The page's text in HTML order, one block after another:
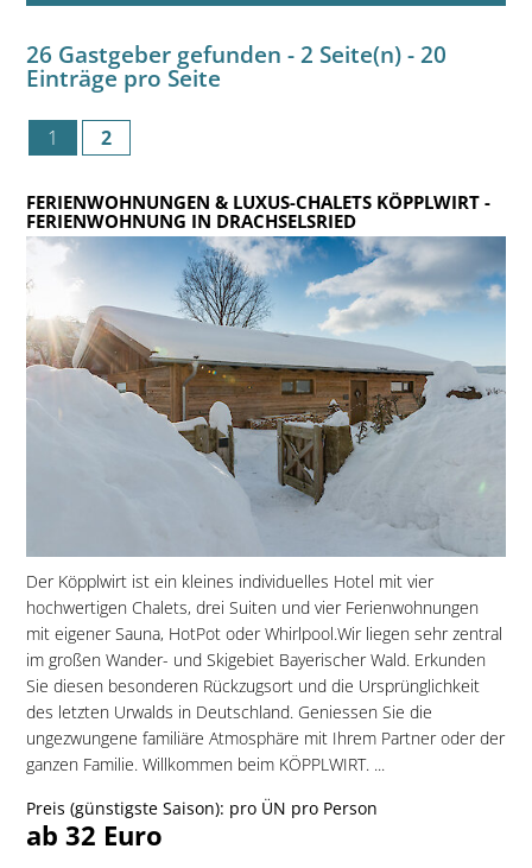
26 Gastgeber gefunden - 2 Seite(n) - 20
Einträge pro Seite
1 2
FERIENWOHNUNGEN & LUXUS-CHALETS KÖPPLWIRT-
FERIENWOHNUNG IN DRACHSELSRIED
Der Köpplwirt ist ein kleines individuelles Hotel mit vier
hochwertigen Chalets, drei Suiten und vier Ferienwohnungen
mit eigener Sauna, HotPot oder Whirlpool.Wir liegen sehr zentral
im großen Wander- und Skigebiet Bayerischer Wald. Erkunden
Sie diesen besonderen Rückzugsort und die Ursprünglichkeit
des letzten Urwalds in Deutschland. Geniessen Sie die
ungezwungene familiäre Atmosphäre mit Ihrem Partner oder der
ganzen Familie. Willkommen beim KÖPPLWIRT. ...
Preis (günstigste Saison): pro ÜN pro Person
ab 32 Euro